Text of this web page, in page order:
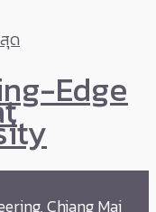
ด
Edge
Chiang Mai